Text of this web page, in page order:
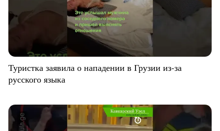
Туристка заявила о нападении в Грузии из-за
русского языка